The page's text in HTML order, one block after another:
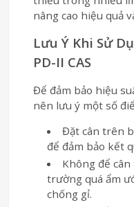
nâng cao hiệu quả
Lưu Ý Khi Sử
PD-II CAS
Để đảm bảo hiệu
nên lưu ý một số
Đặt cân trên
để đảm bảo kết
Không để
trường quá ẩm
chống gỉ.